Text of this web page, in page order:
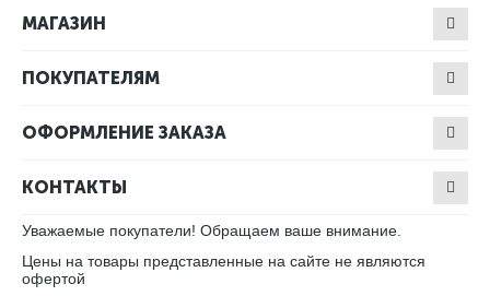
МАГАЗИН
ПОКУПАТЕЛЯМ
ОФОРМЛЕНИЕ ЗАКАЗА
КОНТАКТЫ
Уважаемые покупатели! Обращаем ваше внимание.
Цены на товары представленные на сайте не являются
офертой